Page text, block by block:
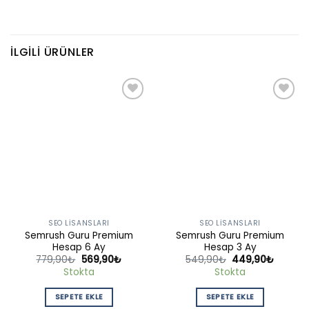
İLGILI ÜRÜNLER
SEO LISANSLARI
Semrush Guru Premium
Hesap 6 Ay
779,90₺ Orijinal
fiyat:
779,90₺.
569,90₺Şu
Stokta
SEPETE EKLE
SEO LISANSLARI
Semrush Guru Premium
Hesap 3 Ay
549,90₺ Orijinal
fiyat:
549,90₺.
449,90₺
Stokta
SEPETE EKLE